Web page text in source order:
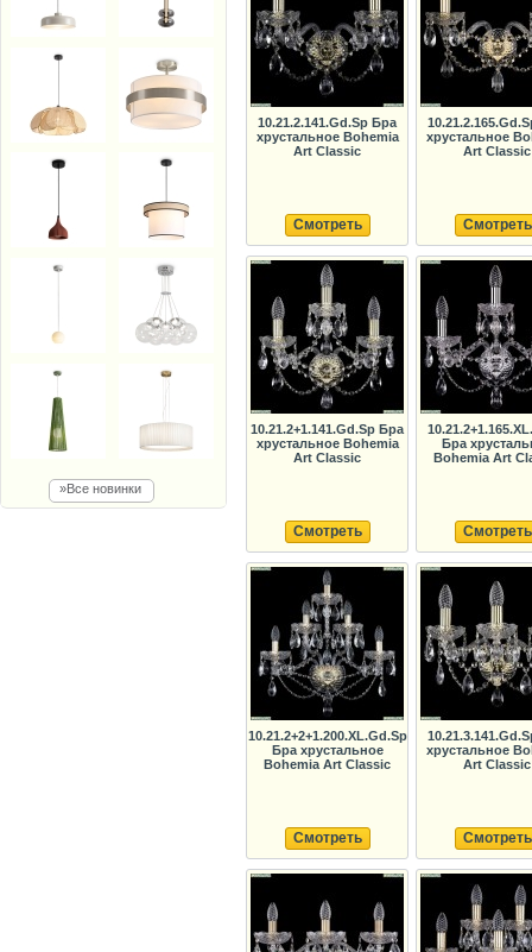
»Все новинки
10.21.2.141.Gd.Sp Бра
хрустальное Bohemia
Art Classic
Смотреть
хрустальное
Art Classic
Смотреть
10.21.2+1.141.Gd.Sp Бра
хрустальное Bohemia
Art Classic
Смотреть
Бра
Bohemia Art
Смотреть
10.21.2+2+1.200.XL.Gd.Sp
Бра хрустальное
Bohemia Art Classic
Смотреть
хрустальное
Art Classic
Смотреть